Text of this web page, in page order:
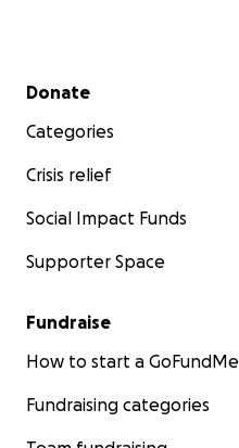
Secondary menu
Donate
Categories
Crisis relief
Social Impact Funds
Supporter Space
Fundraise
How to start a GoFundMe
Fundraising categories